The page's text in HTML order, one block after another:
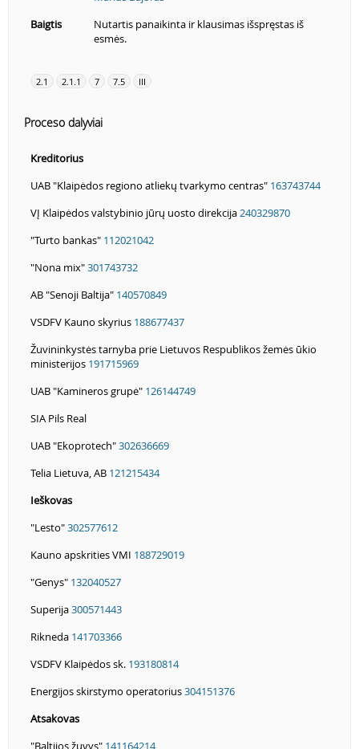
Baigtis
Nutartis panaikinta ir klausimas išspręstas iš
esmės.
2.1 2.1.1 7 7.5 III
Proceso dalyviai
Kreditorius
UAB "Klaipėdos regiono atliekų tvarkymo centras" 163743744
VĮ Klaipėdos valstybinio jūrų uosto direkcija 240329870
"Turto bankas" 112021042
"Nona mix"301743732
AB "Senoji Baltija" 140570849
VSDFV Kauno skyrius 188677437
Žuvininkystės tarnyba prie Lietuvos Respublikos žemės ūkio
ministerijos 191715969
UAB "Kamineros grupė" 126144749
SIA Pils Real
UAB "Ekoprotech"302636669
Telia Lietuva, AB 121215434
Ieškovas
"Lesto"302577612
Kauno apskrities VMI 188729019
"Genys" 132040527
Superija300571443
Rikneda 141703366
VSDFV Klaipėdos sk. 193180814
Energijos skirstymo operatorius304151376
Atsakovas
"Baltijos žuvys" 141164214